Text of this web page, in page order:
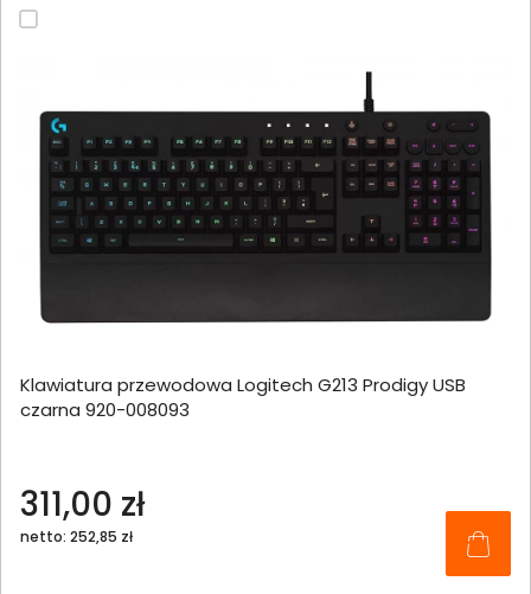
Klawiatura przewodowa Logitech G213 Prodigy USB
czarna 920-008093
311,00 zł
netto: 252,85 zł